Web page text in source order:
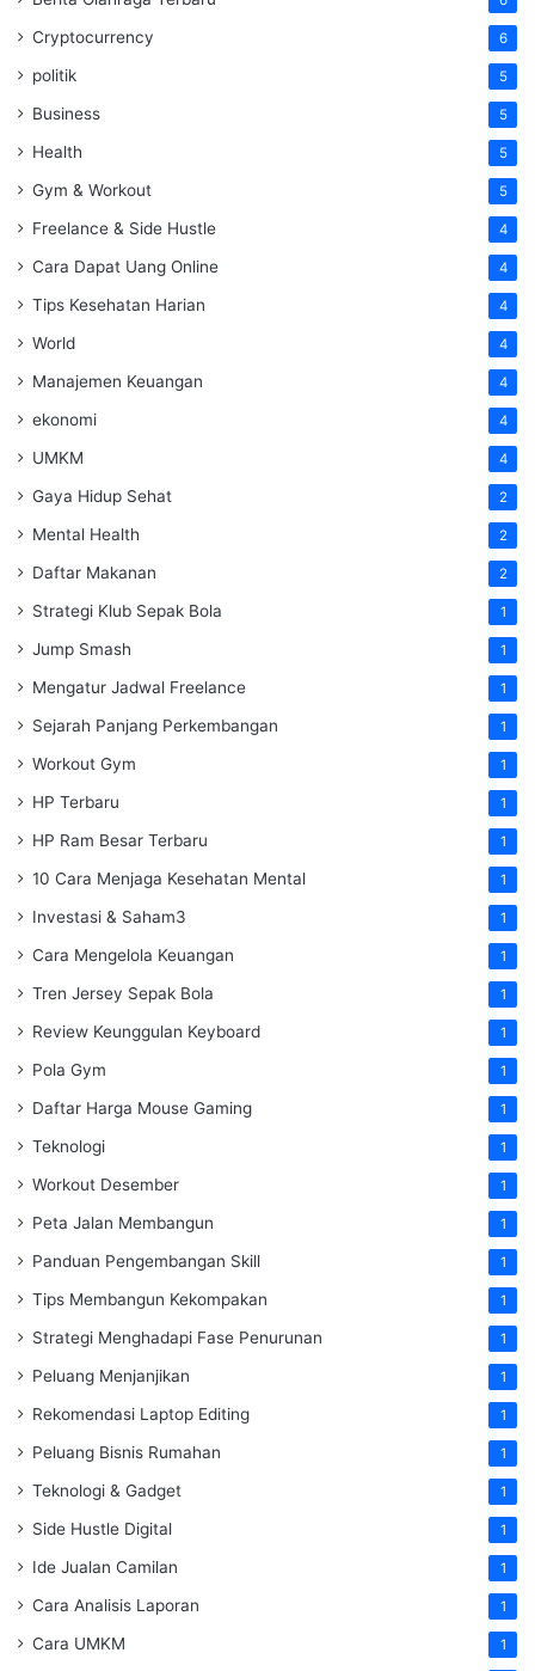
Cryptocurrency 6
politik 5
Business 5
Health 5
Gym & Workout 5
Freelance & Side Hustle 4
Cara Dapat Uang Online 4
Tips Kesehatan Harian 4
World 4
Manajemen Keuangan 4
ekonomi 4
UMKM 4
Gaya Hidup Sehat 2
Mental Health 2
Daftar Makanan 2
Strategi Klub Sepak Bola 1
Jump Smash 1
Mengatur Jadwal Freelance 1
Sejarah Panjang Perkembangan 1
Workout Gym 1
HP Terbaru 1
HP Ram Besar Terbaru 1
10 Cara Menjaga Kesehatan Mental 1
Investasi & Saham3 1
Cara Mengelola Keuangan 1
Tren Jersey Sepak Bola 1
Review Keunggulan Keyboard 1
Pola Gym 1
Daftar Harga Mouse Gaming 1
Teknologi 1
Workout Desember 1
Peta Jalan Membangun 1
Panduan Pengembangan Skill 1
Tips Membangun Kekompakan 1
Strategi Menghadapi Fase Penurunan 1
Peluang Menjanjikan 1
Rekomendasi Laptop Editing 1
Peluang Bisnis Rumahan 1
Teknologi & Gadget 1
Side Hustle Digital 1
Ide Jualan Camilan 1
Cara Analisis Laporan 1
Cara UMKM 1